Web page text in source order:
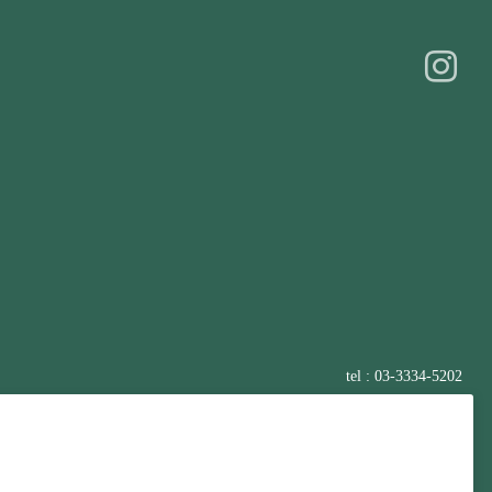
tel : 03-3334-5202